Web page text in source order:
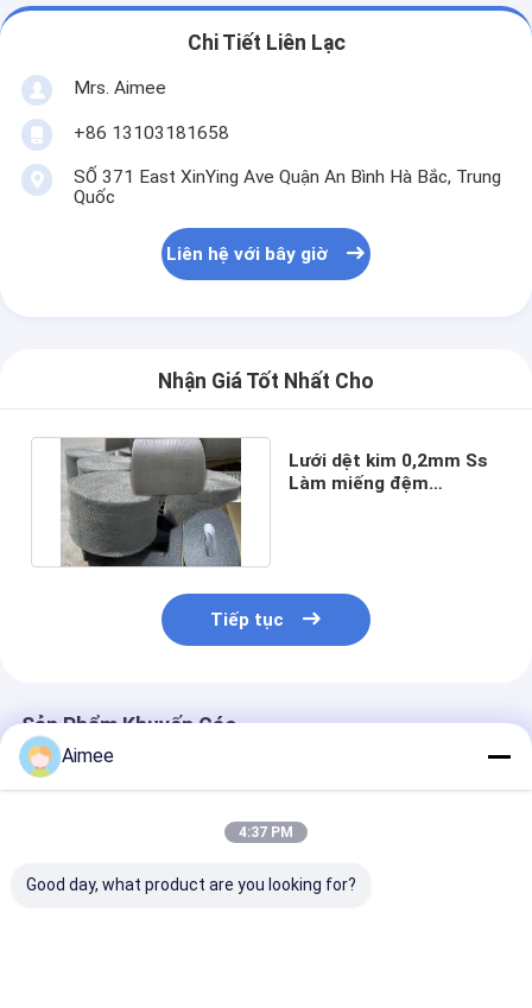
Chi Tiết Liên Lạc
Mrs. Aimee
+86 13103181658
SỐ 371 East XinYing Ave Quận An Bình Hà Bắc, Trung
Quốc
Liên hệ với bây giờ
Nhận Giá Tốt Nhất Cho
Lưới dệt kim 0,2mm Ss
Làm miếng đệm
Tiếp tục
Sản Phẩm Khuyến Cáo
Aimee
4:37 PM
Good day, what product are you looking for?